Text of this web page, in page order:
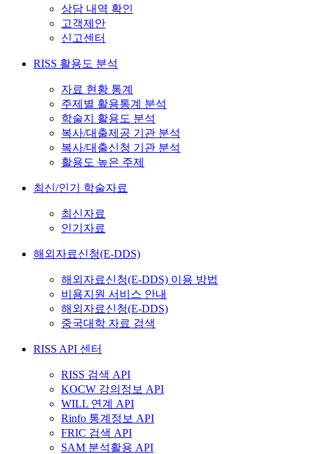
상담 내역 확인
고객제안
신고센터
RISS 활용도 분석
자료 현황 통계
주제별 활용통계 분석
학술지 활용도 분석
복사/대출제공 기관 분석
복사/대출신청 기관 분석
활용도 높은 주제
최신/인기 학술자료
최신자료
인기자료
해외자료신청(E-DDS)
해외자료신청(E-DDS) 이용 방법
비용지원 서비스 안내
해외자료신청(E-DDS)
중국대학 자료 검색
RISS API 센터
RISS 검색 API
KOCW 강의정보 API
WILL 연계 API
Rinfo 통계정보 API
FRIC 검색 API
SAM 분석활용 API